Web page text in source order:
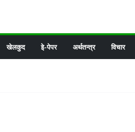
खेलकुद इे-पेपर अर्थतन्त्र विचार